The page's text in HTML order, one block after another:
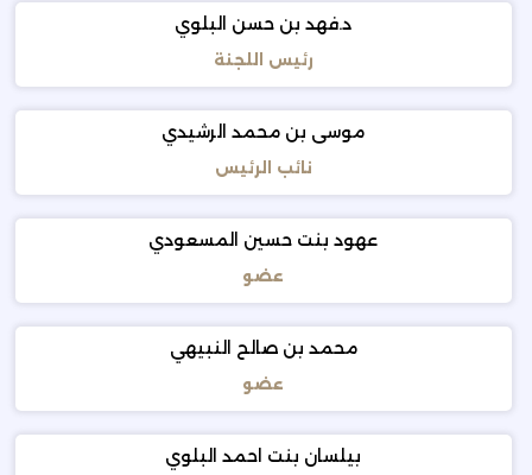
د.فهد بن حسن البلوي
رئيس اللجنة
موسى بن محمد الرشيدي
نائب الرئيس
عهود بنت حسين المسعودي
عضو
محمد بن صالح النبيهي
عضو
بيلسان بنت احمد البلوي